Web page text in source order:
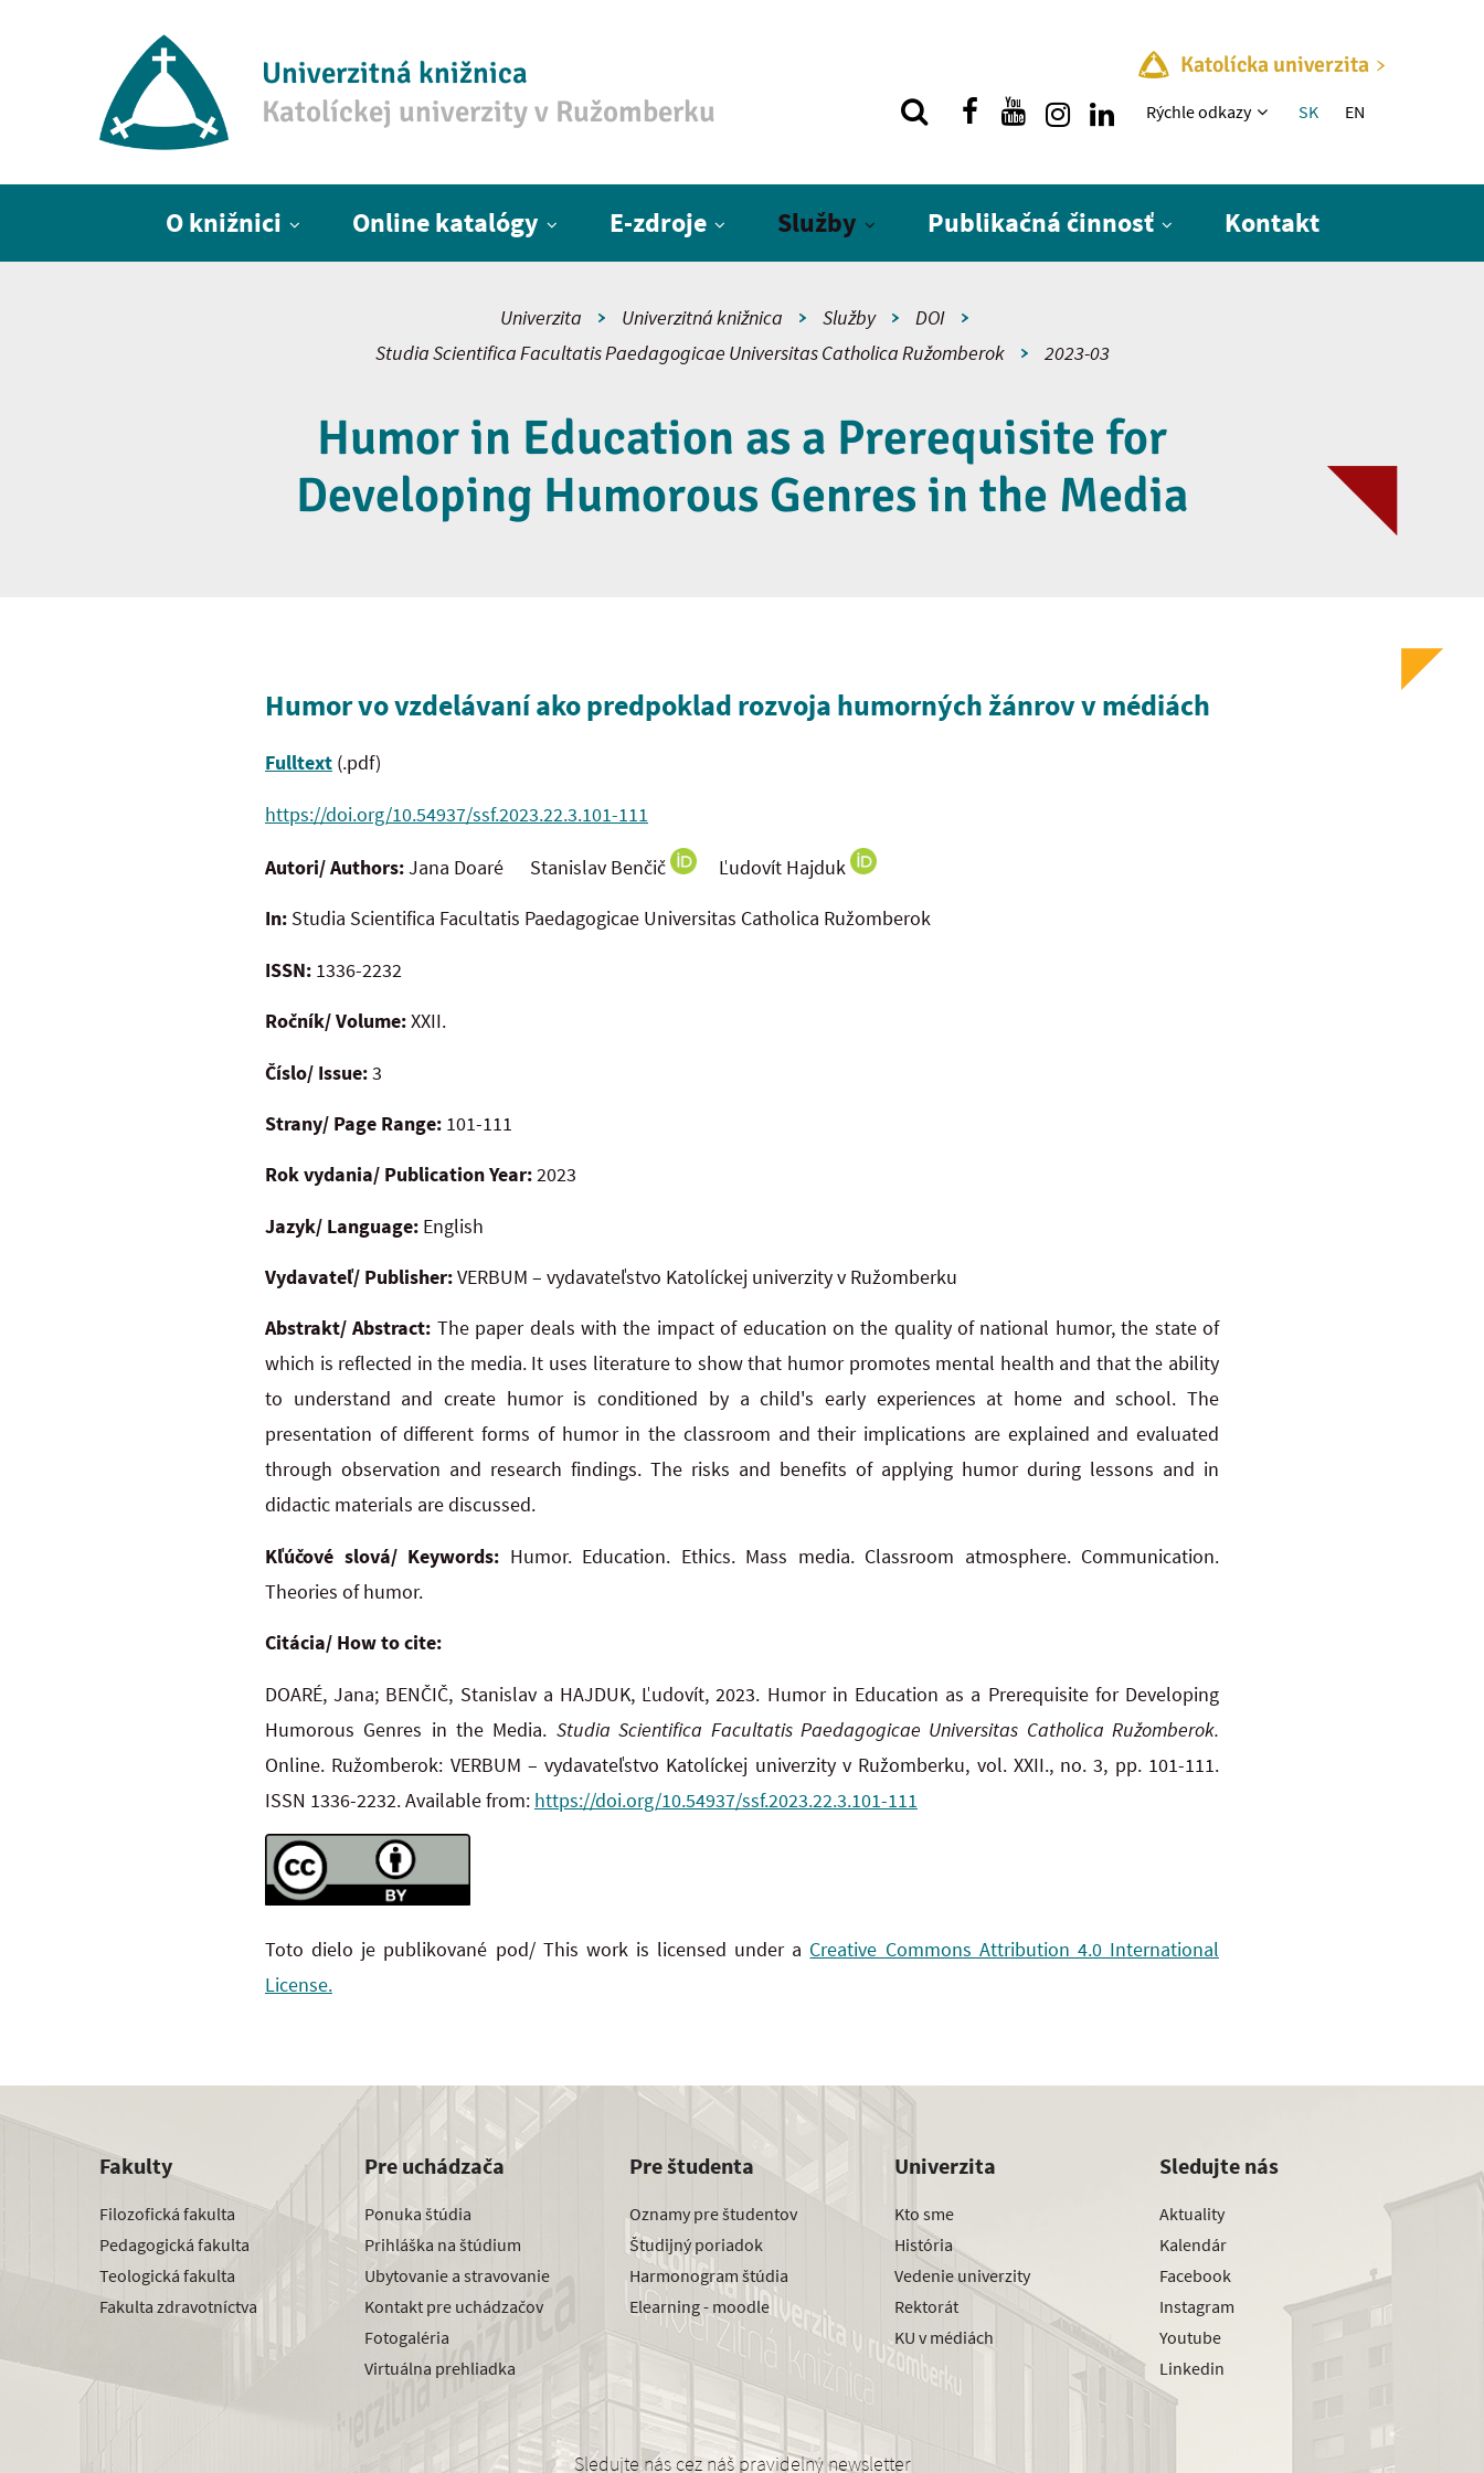
Univerzitná knižnica
Katolíckej univerzity v Ružomberku
Katolícka univerzita
Rýchle menu
Rýchle odkazy SK EN
O knižnici Online katalógy E-zdroje Služby Publikačná činnosť Kontakt
Univerzita Univerzitná knižnica Služby
DOI
Studia Scientifica Facultatis Paedagogicae Universitas Catholica Ružomberok
2023-03
Humor in Education as a Prerequisite for
Developing Humorous Genres in the Media
Humor vo vzdelávaní ako predpoklad rozvoja humorných žánrov v médiách
Fulltext (.pdf)
https://doi.org/10.54937/ssf.2023.22.3.101-111
Autori/ Authors:Jana Doaré Stanislav Benčič Ľudovít Hajduk
In: Studia Scientifica Facultatis Paedagogicae Universitas Catholica Ružomberok
ISSN: 1336-2232
Ročník/ Volume:XXII.
Číslo/ Issue:3
Strany/ Page Range: 101-111
Rok vydania/ Publication Year:2023
Jazyk/ Language: English
Vydavateľ/ Publisher:VERBUM – vydavateľstvo Katolíckej univerzity v Ružomberku
Abstrakt/ Abstract: The paper deals with the impact of education on the quality of national humor, the state of
which is reflected in the media. It uses literature to show that humor promotes mental health and that the ability
to understand and create humor is conditioned by a child's early experiences at home and school. The
presentation of different forms of humor in the classroom and their implications are explained and evaluated
through observation and research findings. The risks and benefits of applying humor during lessons and in
didactic materials are discussed.
Kľúčové slová/ Keywords: Humor. Education. Ethics. Mass media. Classroom atmosphere. Communication.
Theories of humor.
Citácia/ How to cite:
DOARÉ, Jana; BENČIČ, Stanislav a HAJDUK, Ľudovít, 2023. Humor in Education as a Prerequisite for Developing
Humorous Genres in the Media. Studia Scientifica Facultatis Paedagogicae Universitas Catholica Ružomberok.
Online. Ružomberok: VERBUM – vydavateľstvo Katolíckej univerzity v Ružomberku, vol. XXII., no. 3, pp. 101-111.
ISSN 1336-2232. Available from: https://doi.org/10.54937/ssf.2023.22.3.101-111
Toto dielo je publikované pod/ This work is licensed under a Creative Commons Attribution 4.0 International
License.
Fakulty
Filozofická fakulta
Pedagogická fakulta
Teologická fakulta
Fakulta zdravotníctva
Pre uchádzača
Ponuka štúdia
Prihláška na štúdium
Ubytovanie a stravovanie
Kontakt pre uchádzačov
Fotogaléria
Virtuálna prehliadka
Pre študenta
Oznamy pre študentov
Študijný poriadok
Harmonogram štúdia
Elearning - moodle
Univerzita
Kto sme
História
Vedenie univerzity
Rektorát
KU v médiách
Sledujte nás
Aktuality
Kalendár
Facebook
Instagram
Youtube
Linkedin
Sledujte nás cez náš pravidelný newsletter